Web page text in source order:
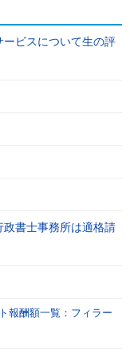
ビスについて生の評
書士事務所は適格請
報酬額一覧：フィラー